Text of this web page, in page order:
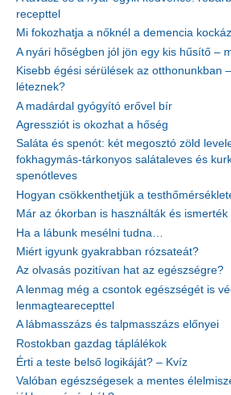
recepttel
Mi fokozhatja a nőknél a demencia
A nyári hőségben jól jön egy kis hűsítő –
Kisebb égési sérülések az otthonunkban
léteznek?
A madárdal gyógyító erővel bír
Agressziót is okozhat a hőség
Saláta és spenót: két megosztó zöld
fokhagymás-tárkonyos salátaleves és
spenótleves
Hogyan csökkenthetjük a
Már az ókorban is használták és ismerték
Ha a lábunk mesélni tudna…
Miért igyunk gyakrabban rózsateát?
Az olvasás pozitívan hat az egészségre?
A lenmag még a csontok egészségét is
lenmagtearecepttel
A lábmasszázs és talpmasszázs előnyei
Rostokban gazdag táplálékok
Érti a teste belső logikáját? – Kvíz
Valóban egészségesek a mentes